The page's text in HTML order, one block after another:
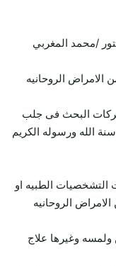
/محمد المغربي
الامراض الروحانيه
البحث فى جلب
الله ورسوله الكريم
التشخصيات الطبيه او
الروحانيه
وغيرها علاج